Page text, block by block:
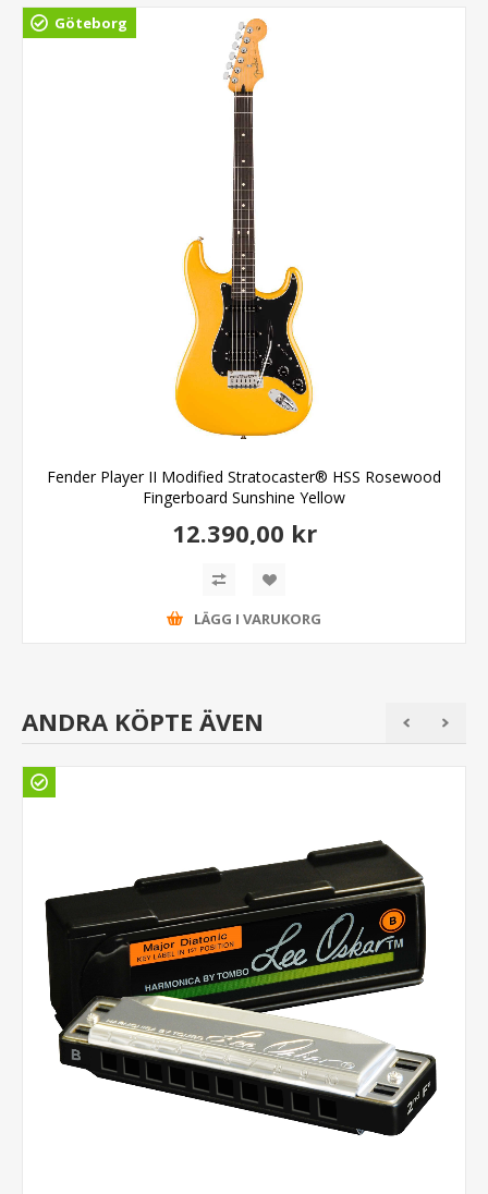
Göteborg
Fender Player II Modified Stratocaster® HSS Rosewood
Fingerboard Sunshine Yellow
12.390,00 kr
LÄGG I VARUKORG
ANDRA KÖPTE ÄVEN